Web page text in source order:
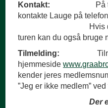
Kontakt: På turen
kontakte Lauge på
Hvis der er
turen kan du også bruge
Tilmelding: Tilmeld
hjemmeside
kender jeres
”Jeg er ikke medlem”
Der